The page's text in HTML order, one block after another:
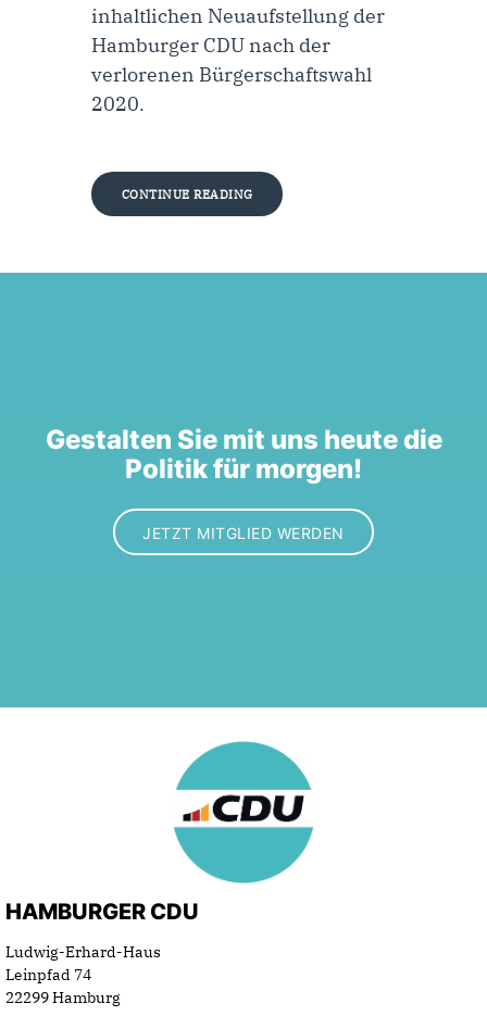
inhaltlichen Neuaufstellung der
Hamburger CDU nach der
verlorenen Bürgerschaftswahl
2020.
CONTINUE READING
Gestalten Sie mit uns heute die
Politik für morgen!
JETZT MITGLIED WERDEN
HAMBURGER CDU
Ludwig-Erhard-Haus
Leinpfad 74
22299 Hamburg